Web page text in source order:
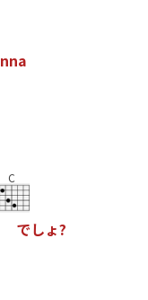
nna
C
でしょ?